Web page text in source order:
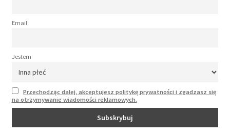
Email
Jestem
Przechodząc dalej, akceptujesz politykę prywatności i zgadzasz się
na otrzymywanie wiadomości reklamowych.